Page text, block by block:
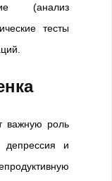
(анализ
тесты
важную роль
депрессия и